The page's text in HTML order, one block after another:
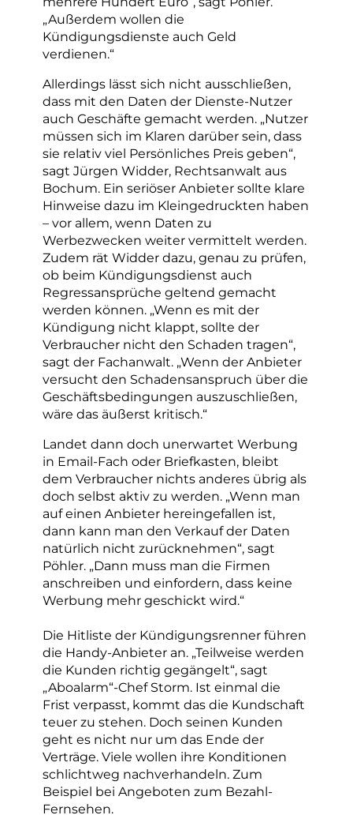
„Außerdem wollen die
Kündigungsdienste auch Geld
verdienen.“
Allerdings lässt sich nicht ausschließen,
dass mit den Daten der Dienste-Nutzer
auch Geschäfte gemacht werden. „Nutzer
müssen sich im Klaren darüber sein, dass
sie relativ viel Persönliches Preis geben“,
sagt Jürgen Widder, Rechtsanwalt aus
Bochum. Ein seriöser Anbieter sollte klare
Hinweise dazu im Kleingedruckten haben
– vor allem, wenn Daten zu
Werbezwecken weiter vermittelt werden.
Zudem rät Widder dazu, genau zu prüfen,
ob beim Kündigungsdienst auch
Regressansprüche geltend gemacht
werden können. „Wenn es mit der
Kündigung nicht klappt, sollte der
Verbraucher nicht den Schaden tragen“,
sagt der Fachanwalt. „Wenn der Anbieter
versucht den Schadensanspruch über die
Geschäftsbedingungen auszuschließen,
wäre das äußerst kritisch.“
Landet dann doch unerwartet Werbung
in Email-Fach oder Briefkasten, bleibt
dem Verbraucher nichts anderes übrig als
doch selbst aktiv zu werden. „Wenn man
auf einen Anbieter hereingefallen ist,
dann kann man den Verkauf der Daten
natürlich nicht zurücknehmen“, sagt
Pöhler. „Dann muss man die Firmen
anschreiben und einfordern, dass keine
Werbung mehr geschickt wird.“
Die Hitliste der Kündigungsrenner führen
die Handy-Anbieter an. „Teilweise werden
die Kunden richtig gegängelt“, sagt
„Aboalarm“-Chef Storm. Ist einmal die
Frist verpasst, kommt das die Kundschaft
teuer zu stehen. Doch seinen Kunden
geht es nicht nur um das Ende der
Verträge. Viele wollen ihre Konditionen
schlichtweg nachverhandeln. Zum
Beispiel bei Angeboten zum Bezahl-
Fernsehen.